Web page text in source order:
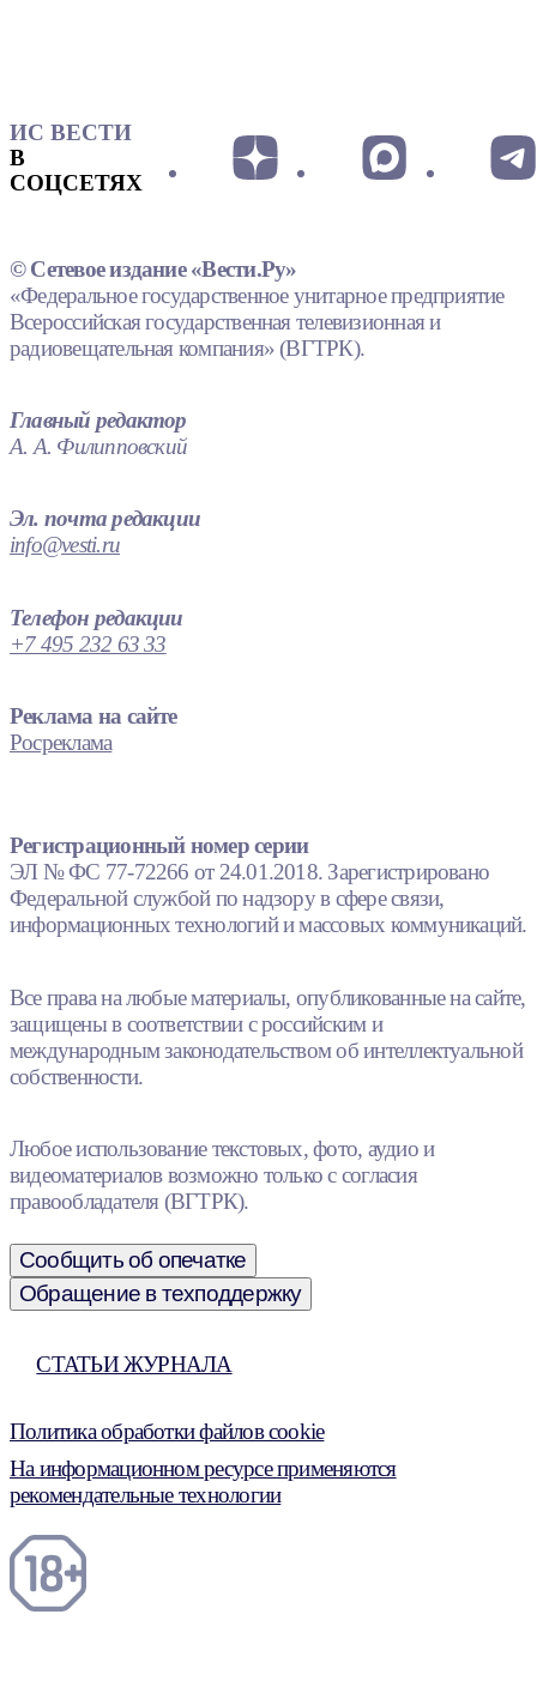
ИС ВЕСТИ
В
СОЦСЕТЯХ
© Сетевое издание «Вести.Ру»
«Федеральное государственное унитарное предприятие
Всероссийская государственная телевизионная и
радиовещательная компания» (ВГТРК).
Главный редактор
А. А. Филипповский
Эл. почта редакции
info@vesti.ru
Телефон редакции
+7 495 232 63 33
Реклама на сайте
Росреклама
Регистрационный номер серии
ЭЛ № ФС 77-72266 от 24.01.2018. Зарегистрировано
Федеральной службой по надзору в сфере связи,
информационных технологий и массовых коммуникаций.
Все права на любые материалы, опубликованные на сайте,
защищены в соответствии с российским и
международным законодательством об интеллектуальной
собственности.
Любое использование текстовых, фото, аудио и
видеоматериалов возможно только с согласия
правообладателя (ВГТРК).
Сообщить об опечатке
Обращение в техподдержку
СТАТЬИ ЖУРНАЛА
Политика обработки файлов cookie
На информационном ресурсе применяются
рекомендательные технологии